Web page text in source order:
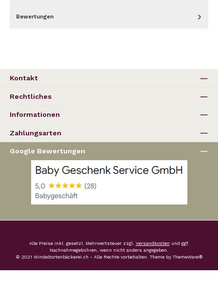
Bewertungen
Kontakt
Rechtliches
Informationen
Zahlungsarten
Google Bewertungen
Alle Preise inkl. gesetzl. Mehrwertsteuer zzgl. Versandkosten und ggf.
Nachnahmegebühren, wenn nicht anders angegeben.
© 2021 Windeltortenbäckerei.ch - Alle Rechte vorbehalten. Theme by ThemeWare®